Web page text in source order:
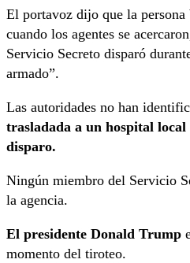
El portavoz dijo que la
cuando los agentes se
Servicio Secreto disparó
armado”.
Las autoridades no han
trasladada a un hospital local
disparo.
Ningún miembro del Servicio
la agencia.
El presidente Donald Trump
momento del tiroteo.